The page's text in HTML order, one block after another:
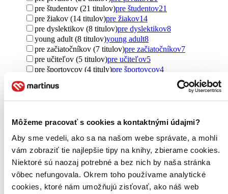
Môžeme pracovať s cookies a kontaktnými údajmi?
Aby sme vedeli, ako sa na našom webe správate, a mohli
vám zobraziť tie najlepšie tipy na knihy, zbierame cookies.
Niektoré sú naozaj potrebné a bez nich by naša stránka
vôbec nefungovala. Okrem toho používame analytické
cookies, ktoré nám umožňujú zisťovať, ako náš web
pre študentov (21 titulov)pre študentov21
pre žiakov (14 titulov)pre žiakov14
pre dyslektikov (8 titulov)pre dyslektikov8
young adult (8 titulov)young adult8
pre začiatočníkov (7 titulov)pre začiatočníkov7
pre učiteľov (5 titulov)pre učiteľov5
pre športovcov (4 tituly)pre športovcov4
new adult (3 tituly)
pre právnikov (1 titul)pre právnikov1
samoukovia (1 titul)samoukovia1
Pôvod
zahraničný (388 titulov) zahraničný388
Česko (247 titulov)
247
Slovensko (209 titulov) Slovensko209
Spojené kráľovstvo (168 titulov)Spojené kráľovstvo